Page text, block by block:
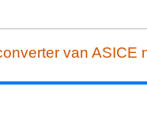
van ASICE